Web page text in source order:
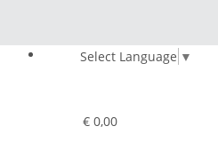
Select Language ▼
€ 0,00